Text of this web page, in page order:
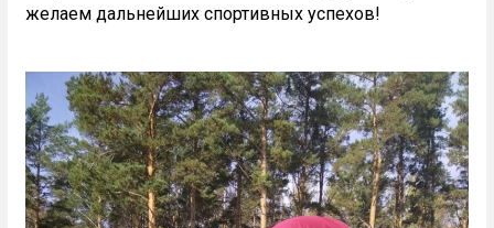
желаем дальнейших спортивных успехов!